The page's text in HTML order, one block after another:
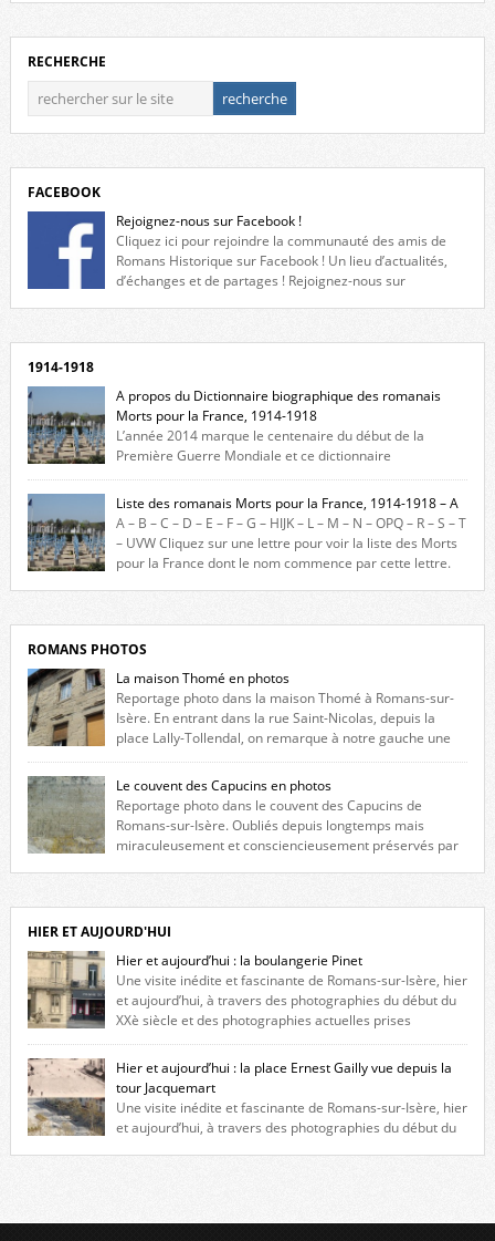
RECHERCHE
FACEBOOK
Rejoignez-nous sur Facebook !
Cliquez ici pour rejoindre la communauté des amis de
Romans Historique sur Facebook ! Un lieu d’actualités,
d’échanges et de partages ! Rejoignez-nous sur
1914-1918
A propos du Dictionnaire biographique des romanais
Morts pour la France, 1914-1918
L’année 2014 marque le centenaire du début de la
Première Guerre Mondiale et ce dictionnaire
biographique veut rendre hommage aux romanais Morts pour la
France durant ce conflit. La base de cette recherche historique est
constituée des noms gravés sur les plaques commémoratives de
l’Hôtel de Ville, du lycée du Dauphiné et du lycée Triboulet, […]
Liste des romanais Morts pour la France, 1914-1918 – A
A – B – C – D – E – F – G – HIJK – L – M – N – OPQ – R – S – T
– UVW Cliquez sur une lettre pour voir la liste des Morts
pour la France dont le nom commence par cette lettre.
ROMANS PHOTOS
La maison Thomé en photos
Reportage photo dans la maison Thomé à Romans-sur-
Isère. En entrant dans la rue Saint-Nicolas, depuis la
place Lally-Tollendal, on remarque à notre gauche une
maison construite au XVIè siècle. Les deux façades sont ornées de
fenêtres jumelles à meneaux. Entre ces deux étages, on peut voir une
niche qui contient une statue de la Vierge. […]
Le couvent des Capucins en photos
Reportage photo dans le couvent des Capucins de
Romans-sur-Isère. Oubliés depuis longtemps mais
miraculeusement et consciencieusement préservés par
l’histoire de la redécouverte de vestiges du couvent des Capucins ! Petit
retour sur l’histoire […]
HIER ET AUJOURD'HUI
Hier et aujourd’hui : la boulangerie Pinet
Une visite inédite et fascinante de Romans-sur-Isère, hier
et aujourd’hui, à travers des photographies du début du
XXè siècle et des photographies actuelles prises
exactement dans le même cadre ! A l’angle de la place Jean Jaurès et de
l’avenue Victor Hugo (à côté d’Intermarché), à Romans. La boulangerie
Jules Pinet est inscrite dans le […]
Hier et aujourd’hui : la place Ernest Gailly vue depuis la
tour Jacquemart
Une visite inédite et fascinante de Romans-sur-Isère, hier
et aujourd’hui, à travers des photographies du début du